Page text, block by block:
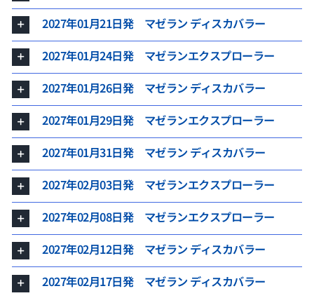
2027年01月21日発 マゼラン ディスカバラー
2027年01月24日発 マゼランエクスプローラー
2027年01月26日発 マゼラン ディスカバラー
2027年01月29日発 マゼランエクスプローラー
2027年01月31日発 マゼラン ディスカバラー
2027年02月03日発 マゼランエクスプローラー
2027年02月08日発 マゼランエクスプローラー
2027年02月12日発 マゼラン ディスカバラー
2027年02月17日発 マゼラン ディスカバラー